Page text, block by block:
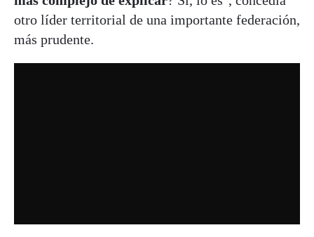
otro líder territorial de una importante federación,
más prudente.